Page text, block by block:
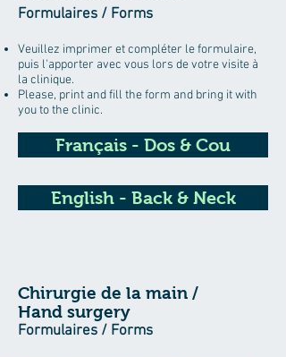
Formulaires / Forms
Veuillez imprimer et compléter le formulaire,
puis l'apporter avec vous lors de votre visite à
la clinique.
Please, print and fill the form and bring it with
you to the clinic.
Chirurgie de la main /
Hand surgery
Formulaires / Forms
Français - Dos & Cou
English - Back & Neck